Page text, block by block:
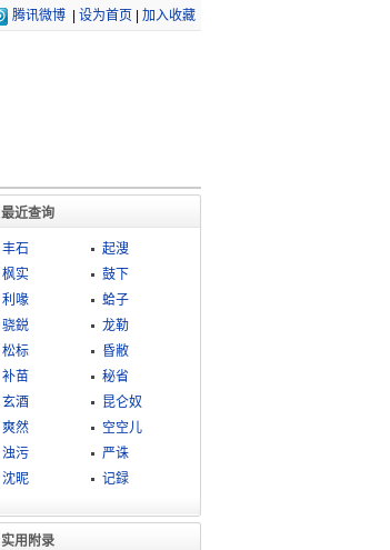
腾讯微博 设为首页 加入收藏
最近查询
丰石
起溲
枫实
鼓下
利喙
蛤子
骁鋭
龙勒
松标
昏敝
补苗
秘省
玄酒
昆仑奴
爽然
空空儿
浊污
严诛
沈昵
记録
实用附录